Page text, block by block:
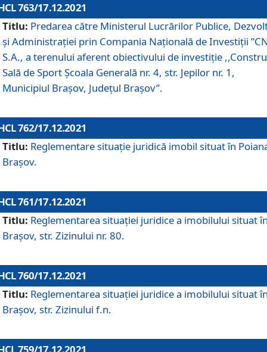
763/17.12.2021
Titlu: Predarea către Ministerul Lucrărilor Publice,
și Administrației prin Compania Naţională de Investiţii
S.A., a terenului aferent obiectivului de investiție
Sală de Sport Școala Generală nr. 4, str. Jepilor nr. 1,
Municipiul Brașov, Județul Brașov”.
762/17.12.2021
Titlu: Reglementare situație juridică imobil situat în
Brașov.
761/17.12.2021
Titlu: Reglementarea situației juridice a imobilului situat
Brașov, str. Zizinului nr. 80.
760/17.12.2021
Titlu: Reglementarea situației juridice a imobilului situat
Brașov, str. Zizinului f.n.